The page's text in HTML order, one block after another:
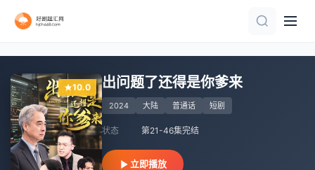
10.0 出问题了还得是你爹来
2024 大陆 普通话 短剧
状态 第21-46集完结
立即播放
第41-78集完结
完结
完结
正片
全集完结
全集完结
全99集
全100集
全集完结
完结